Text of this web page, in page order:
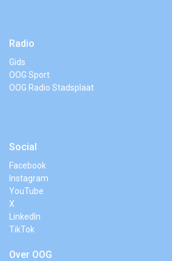
Radio
Gids
OOG Sport
OOG Radio Stadsplaat
Social
Facebook
Instagram
YouTube
X
LinkedIn
TikTok
Over OOG